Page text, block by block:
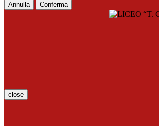
Annulla Conferma
close